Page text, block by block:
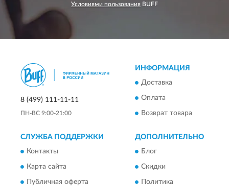
Условиями пользования BUFF
8 (499) 111-11-11
ПН-ВС 9:00-21:00
ИНФОРМАЦИЯ
Доставка
Оплата
Возврат товара
СЛУЖБА ПОДДЕРЖКИ
Контакты
Карта сайта
Публичная оферта
ДОПОЛНИТЕЛЬНО
Блог
Скидки
Политика